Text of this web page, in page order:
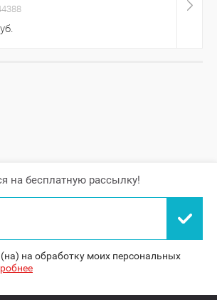
на бесплатную рассылку!
на обработку моих персональных